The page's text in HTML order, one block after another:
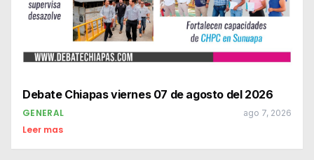
Debate Chiapas viernes 07 de agosto del 2026
GENERAL ago 7, 2026
Leer mas